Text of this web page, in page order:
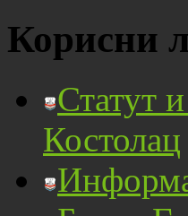
Корисни
Статут
Костолац